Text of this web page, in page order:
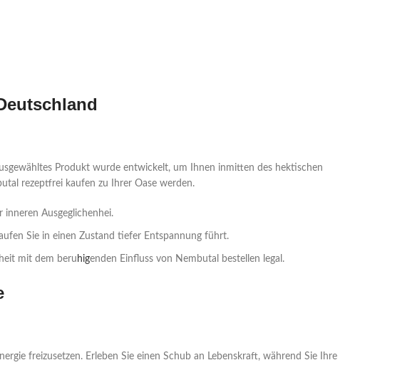
Produkt wurde entwickelt, um Ihnen inmitten des hektischen
rezeptfrei kaufen zu Ihrer Oase werden.
Ausgeglichenhei.
Sie in einen Zustand tiefer Entspannung führt.
mit dem beru higenden Einfluss von Nembutal bestellen legal.
freizusetzen. Erleben Sie einen Schub an Lebenskraft, während Sie Ihre